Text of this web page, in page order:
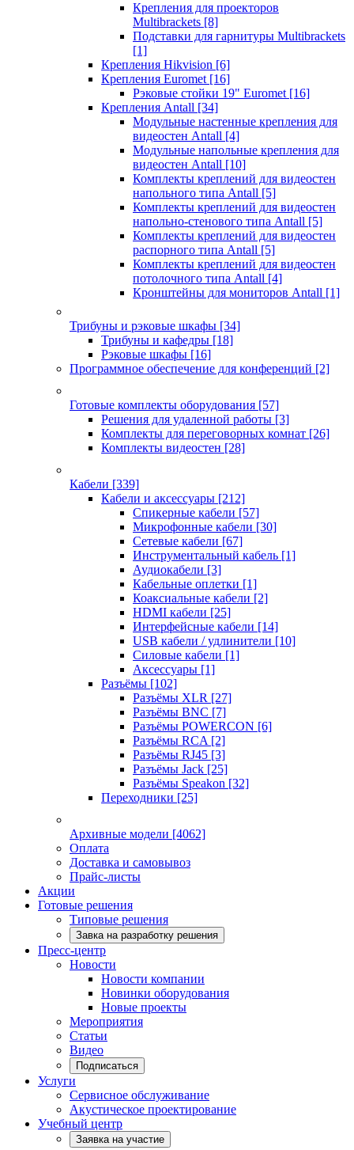
Крепления для проекторов
Multibrackets [8]
Подставки для гарнитуры Multibrackets
[1]
Крепления Hikvision [6]
Крепления Euromet [16]
Рэковые стойки 19" Euromet [16]
Крепления Antall [34]
Модульные настенные крепления для
видеостен Antall [4]
Модульные напольные крепления для
видеостен Antall [10]
Комплекты креплений для видеостен
напольного типа Antall [5]
Комплекты креплений для видеостен
напольно-стенового типа Antall [5]
Комплекты креплений для видеостен
распорного типа Antall [5]
Комплекты креплений для видеостен
потолочного типа Antall [4]
Кронштейны для мониторов Antall [1]
Трибуны и рэковые шкафы [34]
Трибуны и кафедры [18]
Рэковые шкафы [16]
Программное обеспечение для конференций [2]
Готовые комплекты оборудования [57]
Решения для удаленной работы [3]
Комплекты для переговорных комнат [26]
Комплекты видеостен [28]
Кабели [339]
Кабели и аксессуары [212]
Спикерные кабели [57]
Микрофонные кабели [30]
Сетевые кабели [67]
Инструментальный кабель [1]
Аудиокабели [3]
Кабельные оплетки [1]
Коаксиальные кабели [2]
HDMI кабели [25]
Интерфейсные кабели [14]
USB кабели / удлинители [10]
Силовые кабели [1]
Аксессуары [1]
Разъёмы [102]
Разъёмы XLR [27]
Разъёмы BNC [7]
Разъёмы POWERCON [6]
Разъёмы RCA [2]
Разъёмы RJ45 [3]
Разъёмы Jack [25]
Разъёмы Speakon [32]
Переходники [25]
Архивные модели [4062]
Оплата
Доставка и самовывоз
Прайс-листы
Акции
Готовые решения
Типовые решения
Завка на разработку решения
Пресс-центр
Новости
Новости компании
Новинки оборудования
Новые проекты
Мероприятия
Статьи
Видео
Подписаться
Услуги
Сервисное обслуживание
Акустическое проектирование
Учебный центр
Заявка на участие